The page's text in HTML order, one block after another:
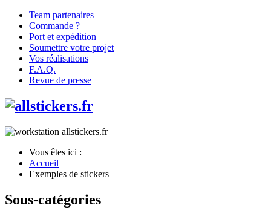
Team partenaires
Commande ?
Port et expédition
Soumettre votre projet
Vos réalisations
F.A.Q.
Revue de presse
Vous êtes ici :
Accueil
Exemples de stickers
Sous-catégories